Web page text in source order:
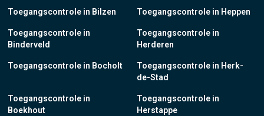
Toegangscontrole in Bilzen
Toegangscontrole in
Binderveld
Toegangscontrole in Bocholt
Toegangscontrole in
Boekhout
Toegangscontrole in Heppen
Toegangscontrole in
Herderen
Toegangscontrole in Herk-
de-Stad
Toegangscontrole in
Herstappe